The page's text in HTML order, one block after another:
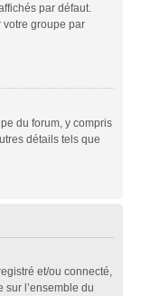
par défaut.
votre groupe par
du forum, y compris
détails tels que
et/ou connecté,
sur l’ensemble du